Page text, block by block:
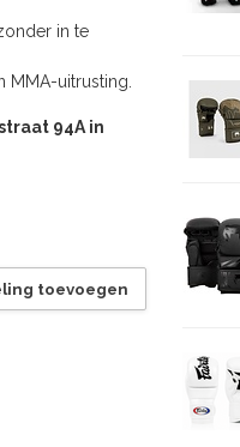
in te
MMA-uitrusting.
94A in
toevoegen